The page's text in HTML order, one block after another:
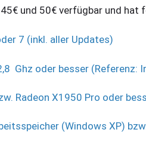
und 50€ verfügbar und hat
7 (inkl. aller Updates)
Ghz oder besser (Referenz:
Radeon X1950 Pro oder
(Windows XP)